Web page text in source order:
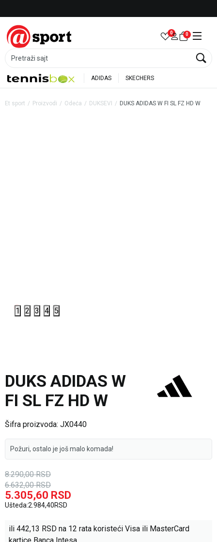
Pretraži sajt
0 0
ADIDAS SKECHERS
Et sport Proizvodi Odeća DUKSEVI DUKS ADIDAS W FI SL FZ HD W
1 2 3 4 5
DUKS ADIDAS W
FI SL FZ HD W
Šifra proizvoda: JX0440
Požuri, ostalo je još malo komada!
8.290,00 RSD
6.632,00 RSD
5.305,60 RSD
Ušteda:2.984,40RSD
ili 442,13 RSD na 12 rata koristeći Visa ili MasterCard